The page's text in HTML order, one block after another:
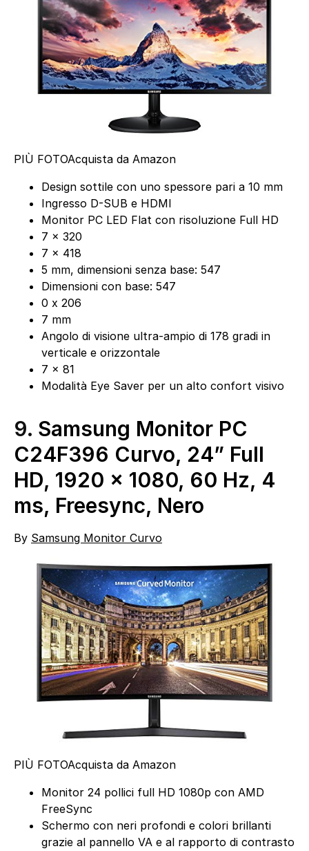
PIÙ FOTOAcquista da Amazon
Design sottile con uno spessore pari a 10 mm
Ingresso D-SUB e HDMI
Monitor PC LED Flat con risoluzione Full HD
7 x 320
7 x 418
5 mm, dimensioni senza base: 547
Dimensioni con base: 547
0 x 206
7 mm
Angolo di visione ultra-ampio di 178 gradi in
verticale e orizzontale
7 x 81
Modalità Eye Saver per un alto confort visivo
9. Samsung Monitor PC
C24F396 Curvo, 24” Full
HD, 1920 x 1080, 60 Hz, 4
ms, Freesync, Nero
By Samsung Monitor Curvo
PIÙ FOTOAcquista da Amazon
Monitor 24 pollici full HD 1080p con AMD
FreeSync
Schermo con neri profondi e colori brillanti
grazie al pannello VA e al rapporto di contrasto